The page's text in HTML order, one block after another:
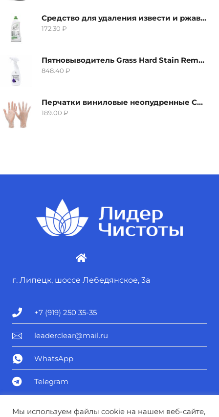
Средство для удаления извести и ржавчины Grass Gloss-Gel, 500мл
172.30 ₽
Пятновыводитель Grass Hard Stain Remover, 600мл
848.40 ₽
Перчатки виниловые неопудренные CTP-BS, размер S
189.00 ₽
г. Липецк, шоссе Лебедянское, 3а
+7 (919) 250 35-35
leaderclear@mail.ru
WhatsApp
Telegram
Политика конфиденциальности
Мы используем файлы cookie на нашем веб-сайте,